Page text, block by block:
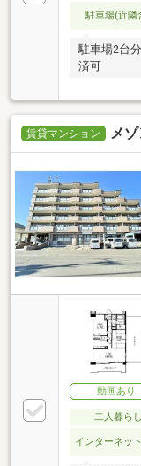
駐車場(近隣
駐車場2台
済可
賃貸マンション メゾ
動画あり
二人暮らし
インターネッ